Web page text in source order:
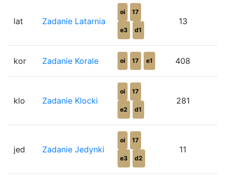
lat Zadanie Latarnia
oi 17
e3 d1
13
kor Zadanie Korale oi 17 e1 408
klo Zadanie Klocki
oi 17
e2 d1
281
jed Zadanie Jedynki
oi 17
e3 d2
11